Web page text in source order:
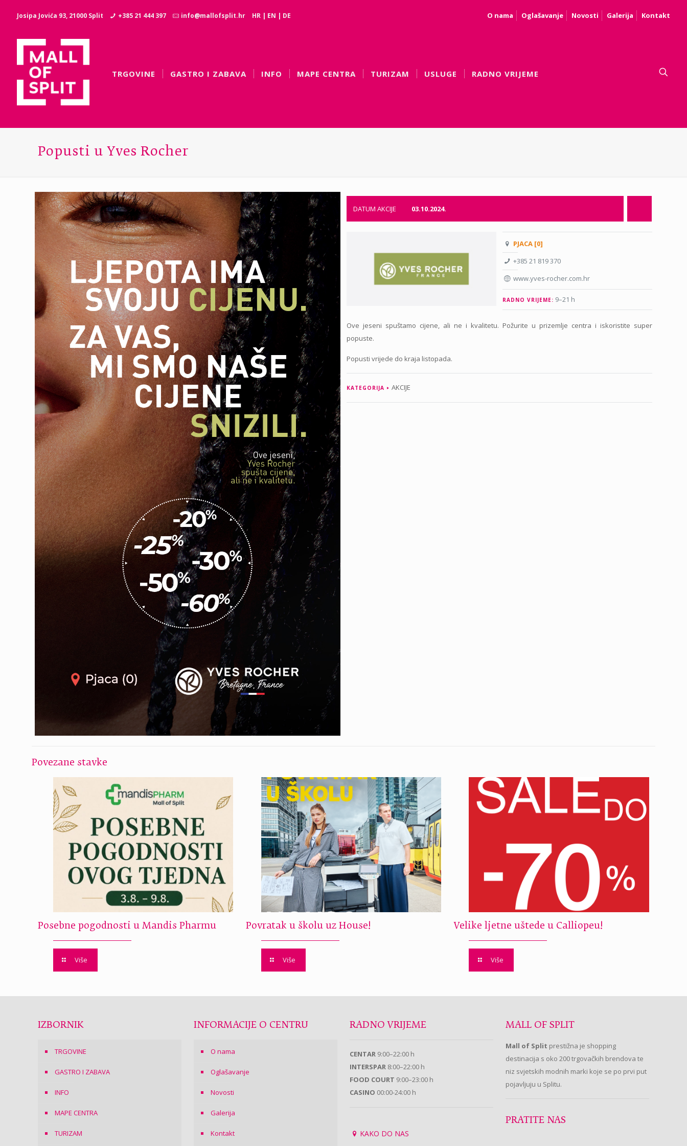
Josipa Jovića 93, 21000 Split +385 21 444 397 info@mallofsplit.hr HR | EN | DE O nama Oglašavanje Novosti Galerija Kontakt
TRGOVINE GASTRO I ZABAVA INFO MAPE CENTRA TURIZAM USLUGE RADNO VRIJEME
Popusti u Yves Rocher
DATUM AKCIJE 03.10.2024.
PJACA [0]
+385 21 819 370
www.yves-rocher.com.hr
RADNO VRIJEME: 9–21 h
Ove jeseni spuštamo cijene, ali ne i kvalitetu. Požurite u prizemlje centra i iskoristite super
popuste.
Popusti vrijede do kraja listopada.
KATEGORIJA AKCIJE
Povezane stavke
Posebne pogodnosti u Mandis Pharmu
Više
Povratak u školu uz House!
Više
Velike ljetne uštede u Calliopeu!
Više
IZBORNIK
TRGOVINE
GASTRO I ZABAVA
INFO
MAPE CENTRA
TURIZAM
INFORMACIJE O CENTRU
O nama
Oglašavanje
Novosti
Galerija
Kontakt
RADNO VRIJEME
CENTAR 9:00–22:00 h
INTERSPAR 8:00–22:00 h
FOOD COURT 9:00–23:00 h
CASINO 00:00-24:00 h
KAKO DO NAS
MALL OF SPLIT
Mall of Split prestižna je shopping
destinacija s oko 200 trgovačkih brendova te
niz svjetskih modnih marki koje se po prvi put
pojavljuju u Splitu.
PRATITE NAS